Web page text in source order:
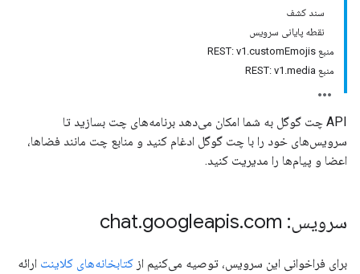
سند کشف
نقطه پایانی سرویس
منبع REST: v1.customEmojis
منبع REST: v1.media
API چت گوگل به شما امکان می‌دهد برنامه‌های چت بسازید تا
سرویس‌های خود را با چت گوگل ادغام کنید و منابع چت مانند فضاها،
اعضا و پیام‌ها را مدیریت کنید.
سرویس: chat .googleapis.com
برای فراخوانی این سرویس، توصیه می‌کنیم از کتابخانه‌های کلاینت ارائه